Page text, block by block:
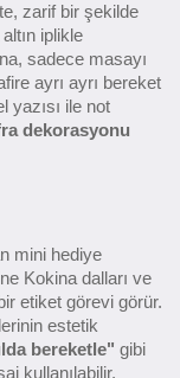
zarif bir şekilde
iplikle
sadece masayı
ayrı ayrı bereket
yazısı ile not
dekorasyonu
mini hediye
Kokina dalları ve
etiket görevi görür.
estetik
bereketle" gibi
kullanılabilir.